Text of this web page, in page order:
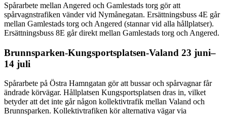
Spårarbete mellan Angered och Gamlestads torg gör att
spårvagnstrafiken vänder vid Nymånegatan. Ersättningsbuss 4E går
mellan Gamlestads torg och Angered (stannar vid alla hållplatser).
Ersättningsbuss 8E går direkt mellan Gamlestads torg och Angered.
Brunnsparken-Kungsportsplatsen-Valand 23 juni–
14 juli
Spårarbete på Östra Hamngatan gör att bussar och spårvagnar får
ändrade körvägar. Hållplatsen Kungsportsplatsen dras in, vilket
betyder att det inte går någon kollektivtrafik mellan Valand och
Brunnsparken. Kollektivtrafiken kör alternativa vägar via